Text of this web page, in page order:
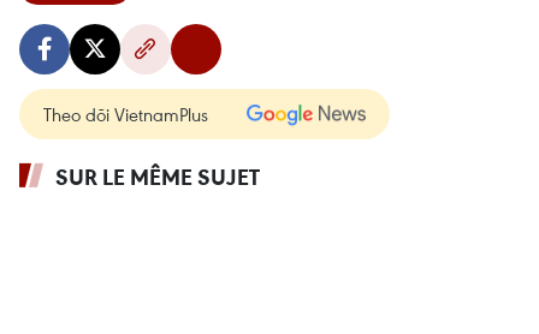
Theo dõi VietnamPlus
SUR LE MÊME SUJET